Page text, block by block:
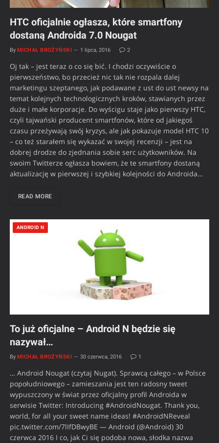
HTC oficjalnie ogłasza, które smartfony
dostaną Androida 7.0 Nougat
By MICHAŁ BROŻYŃSKI 1 lipca, 2016 2
Oj tak – jest teraz o co się bić. I chodzi oczywiście o
pierwszeństwo, bo przecież nic tak nie rozpala dalej
marketingu szeptanego, jak podawane z ust do ust newsy na
temat kolejnych technologicznych kroków, stawianych przez
duże i małe korporacje. Do wyścigu staje jako pierwszy HTC,
czyli tajwański producent smartfonów, które od jakiegoś
czasu przeżywają swój kryzys, ale jak pokazuje model HTC 10
– co też starałem się wykazać w swojej recenzji – jest na
dobrej drodze do zjednania sobie serc użytkowników. Na
swoim Twitterze ogłasza bowiem, że te smartfony dostaną
aktualizację w pierwszej i szybkiej kolejności do Androida…
READ MORE
ANDROID N
To już oficjalne – Android N będzie się
nazywał…
By MICHAŁ BROŻYŃSKI 30 czerwca, 2016 1
… Android Nougat (czytaj Nugat). Sprawcą całego – w Polsce
popołudniowego – zamieszania jest ten radosny tweet
wypuszczony w świat przez oficjalny profil Androida w
serwisie Twitter: Introducing #AndroidNougat. Thank you,
world, for all your sweet name ideas! #AndroidNReveal
pic.twitter.com/7lIfDBwyBE — Android (@Android) 30
czerwca 2016 I co, jak Ci się podoba nowa, słodka nazwa